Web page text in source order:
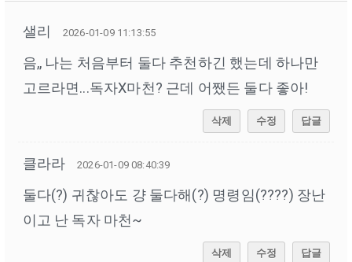
샐리 2026-01-09 11:13:55
음,, 나는 처음부터 둘다 추천하긴 했는데 하나만
고르라면...독자X마천? 근데 어쨌든 둘다 좋아!
삭제 수정 답글
클라라 2026-01-09 08:40:39
둘다(?) 귀찮아도 걍 둘다해(?) 명령임(????) 장난
이고 난 독자 마천~
삭제 수정 답글